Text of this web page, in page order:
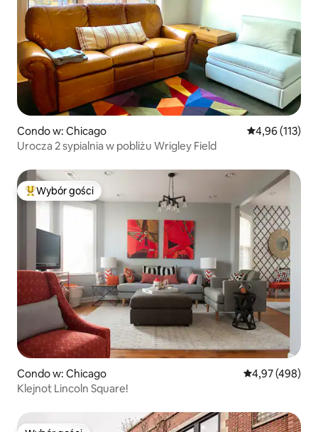
Condo w: Chicago Średnia
4,96 (113)
Urocza 2 sypialnia w pobliżu Wrigley Field
Najpopularniejsze z kategorii Wybór gości
Wybór gości
Condo w: Chicago Średnia
4,97 (498)
Klejnot Lincoln Square!